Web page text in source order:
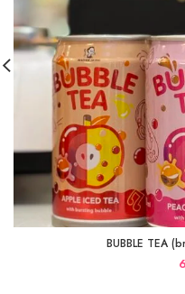
BUBBLE TEA